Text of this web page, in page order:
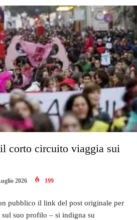
corto circuito viaggia sui
2026 199
pubblico il link del post originale per
sul suo profilo – si indigna su